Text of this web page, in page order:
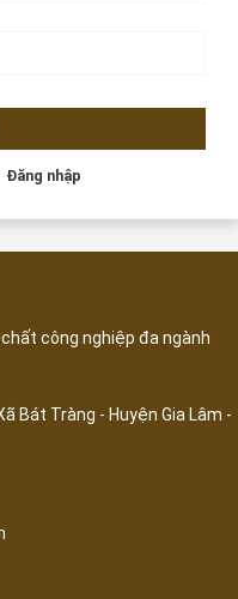
Đăng nhập
công nghiệp đa ngành
Bát Tràng - Huyện Gia Lâm -